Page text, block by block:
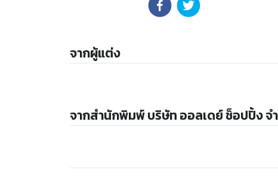
จากผู้แต่ง
จากสำนักพิมพ์ บริษัท ออลเดย์ ช็อปปิ้ง จ